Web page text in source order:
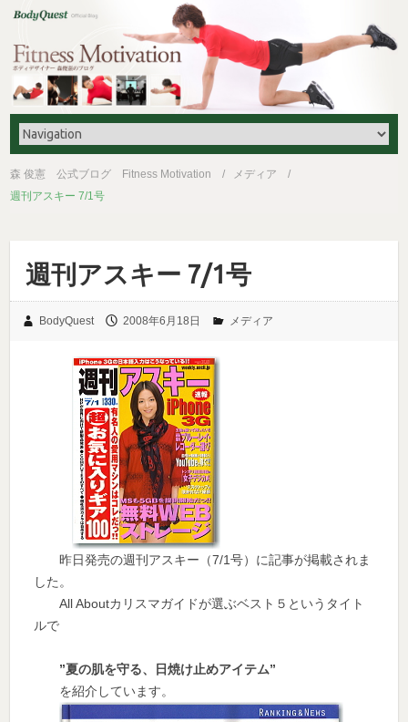
森 俊憲 公式ブログ Fitness Motivation
メディア
週刊アスキー 7/1号
週刊アスキー 7/1号
BodyQuest 2008年6月18日 メディア
昨日発売の週刊アスキー（7/1号）に記事が掲載されま
した。
All Aboutカリスマガイドが選ぶベスト５というタイト
ルで
”夏の肌を守る、日焼け止めアイテム”
を紹介しています。